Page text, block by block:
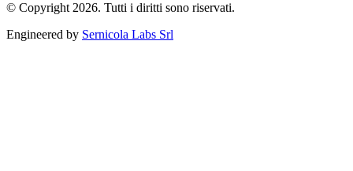
© Copyright 2026. Tutti i diritti sono riservati.
Engineered by Sernicola Labs Srl